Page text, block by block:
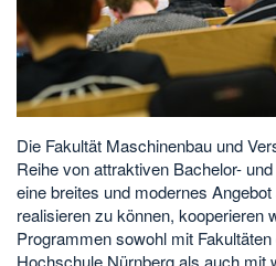
Die Fakultät Maschinenbau und
Reihe von attraktiven Bachelor-
eine breites und modernes
realisieren zu können, kooperieren
Programmen sowohl mit